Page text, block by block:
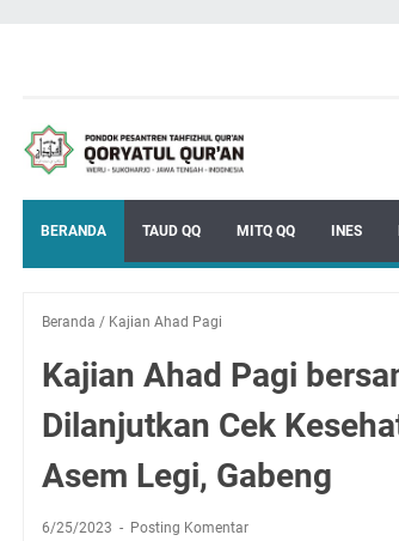
BERANDA TAUD QQ MITQ QQ INES
Beranda / Kajian Ahad Pagi
Kajian Ahad Pagi
Dilanjutkan Cek
Asem Legi, Gabeng
6/25/2023 Posting Komentar